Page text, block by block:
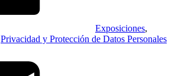
Exposiciones,
Privacidad y Protección de Datos Personales